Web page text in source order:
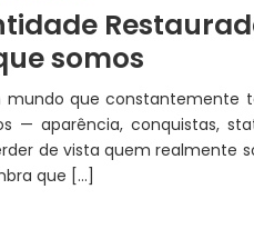
somos
mundo que constantemente
— aparência, conquistas,
de vista quem realmente
que […]